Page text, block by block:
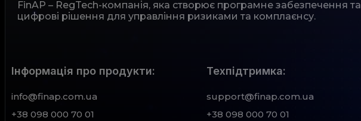
FinAP – RegTech-компанія, яка створює програмне забезпечення та
цифрові рішення для управління ризиками та комплаєнсу.
Інформація про продукти:
info@finap.com.ua
+38 098 000 70 01
Техпідтримка:
support@finap.com.ua
+38 098 000 70 01